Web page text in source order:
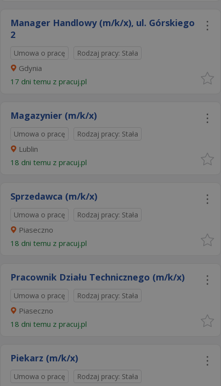
Manager Handlowy (m/k/x), ul. Górskiego
2 ​​
Umowa o pracę Rodzaj pracy: Stała
Gdynia
17 dni temu z pracuj.pl
Magazynier (m/k/x)
Umowa o pracę Rodzaj pracy: Stała
Lublin
18 dni temu z pracuj.pl
Sprzedawca (m/k/x)
Umowa o pracę Rodzaj pracy: Stała
Piaseczno
18 dni temu z pracuj.pl
Pracownik Działu Technicznego (m/k/x)
Umowa o pracę Rodzaj pracy: Stała
Piaseczno
18 dni temu z pracuj.pl
Piekarz (m/k/x)
Umowa o pracę Rodzaj pracy: Stała